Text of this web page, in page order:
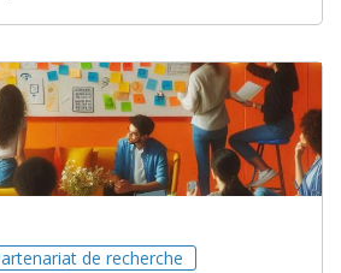
de recherche